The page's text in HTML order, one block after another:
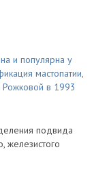
и популярна у
мастопатии,
в 1993
подвида
железистого